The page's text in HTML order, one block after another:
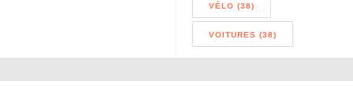
VÉLO (38)
VOITURES (38)